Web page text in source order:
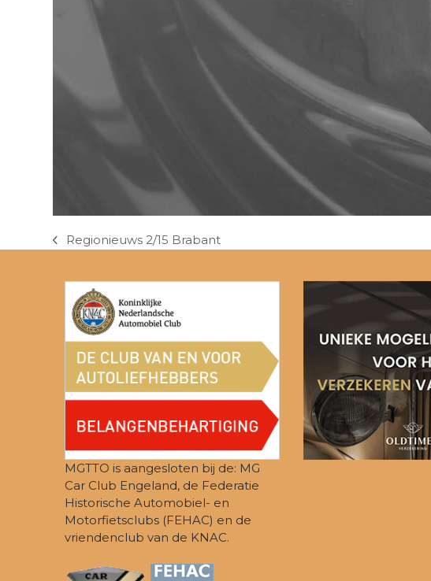
previous
Regionieuws 2/15 Brabant
MGTTO is aangesloten bij de: MG
Car Club Engeland, de Federatie
Historische Automobiel- en
Motorfietsclubs (FEHAC) en de
vriendenclub van de KNAC.